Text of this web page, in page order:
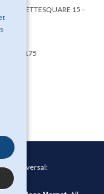
15 –
754 175
Conversal: